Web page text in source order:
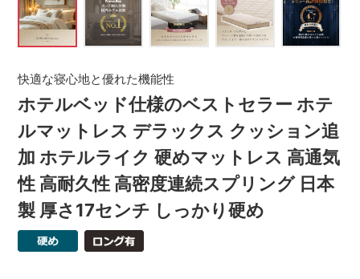
ホテルベッド仕様のベストセラー ホテ
ルマットレス デラックス クッション追
加 ホテルライク 硬めマットレス 高通気
性 高耐久性 高密度連続スプリング 日本
製 厚さ17センチ しっかり硬め
快適な寝心地と優れた機能性